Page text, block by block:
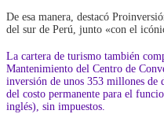
De esa manera, destacó
del sur de Perú, junto «con el
La cartera de turismo también
Mantenimiento del Centro de
inversión de unos 353 millones de
del costo permanente para el
inglés), sin impuestos.